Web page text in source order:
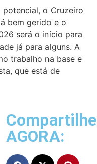
o Cruzeiro
bem gerido e o
será o início para
já para alguns. A
trabalho na base e
que está de
Compartilhe
AGORA: